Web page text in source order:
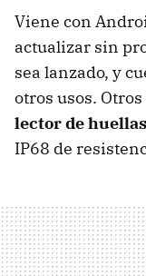
Viene con
actualizar sin
sea lanzado, y
otros usos.
lector de
IP68 de